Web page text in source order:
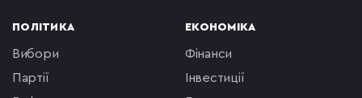
ПОЛІТИКА
вибори
партії
ЕКОНОМІКА
фінанси
інвестиції